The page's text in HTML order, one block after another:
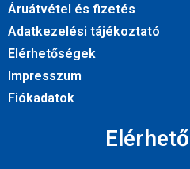
Áruátvétel és fizetés
Adatkezelési tájékoztató
Elérhetőségek
Impresszum
Fiókadatok